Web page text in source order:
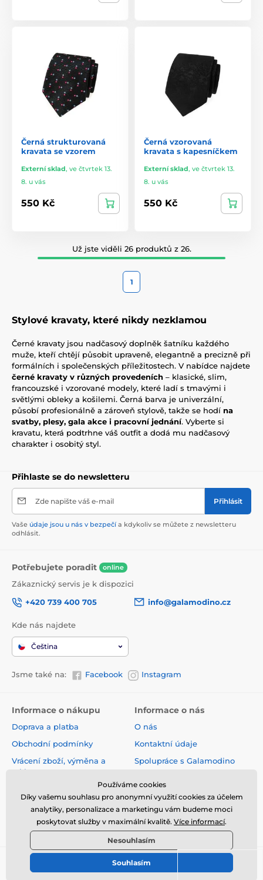
Černá strukturovaná
kravata se vzorem
Externí sklad, ve čtvrtek 13.
8. u vás
550 Kč
Černá vzorovaná
kravata s kapesníčkem
Externí sklad, ve čtvrtek 13.
8. u vás
550 Kč
Už jste viděli 26 produktů z 26.
1
Stylové kravaty, které nikdy nezklamou
Černé kravaty jsou nadčasový doplněk šatníku každého
muže, kteří chtějí působit upraveně, elegantně a precizně při
formálních i společenských příležitostech. V nabídce najdete
černé kravaty v různých provedeních – klasické, slim,
francouzské i vzorované modely, které ladí s tmavými i
světlými obleky a košilemi. Černá barva je univerzální,
působí profesionálně a zároveň stylově, takže se hodí na
svatby, plesy, gala akce i pracovní jednání. Vyberte si
kravatu, která podtrhne váš outfit a dodá mu nadčasový
charakter i osobitý styl.
Přihlaste se do newsletteru
Zde napište váš e-mail Přihlásit
Vaše údaje jsou u nás v bezpečí a kdykoliv se můžete z newsletteru
odhlásit.
Potřebujete poradit online
Zákaznický servis je k dispozici
+420 739 400 705
info@galamodino.cz
Kde nás najdete
Čeština
Jsme také na: Facebook Instagram
Informace o nákupu
Doprava a platba
Obchodní podmínky
Vrácení zboží, výměna a
reklamace
Online vrácení a reklamace
Sledování zásilky
Nejčastější dotazy
Informace o nás
O nás
Kontaktní údaje
Spolupráce s Galamodino
údajů
© 2026 www.galamodino.cz ⦁ E-shop vytvořila
Používáme cookies
Díky vašemu souhlasu pro anonymní využití cookies za účelem
analytiky, personalizace a marketingu vám budeme moci
poskytovat služby v maximální kvalitě. Více informací.
Nesouhlasím
Souhlasím